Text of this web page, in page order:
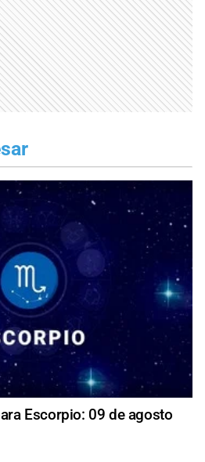
Escorpio: 09 de agosto